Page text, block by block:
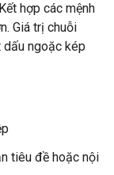
hợp các mệnh
Giá trị chuỗi
ngoặc kép
tiêu đề hoặc nội